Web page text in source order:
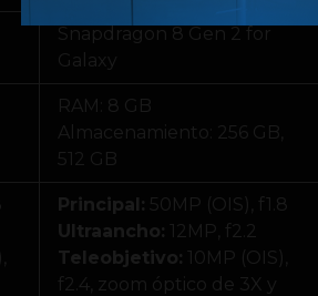
Snapdragon 8 Gen 2 for
Galaxy
RAM: 8 GB
Almacenamiento: 256 GB,
512 GB
Principal: 50MP (OIS), f1.8
Ultraancho: 12MP, f2.2
Teleobjetivo: 10MP (OIS),
f2.4, zoom óptico de 3X y